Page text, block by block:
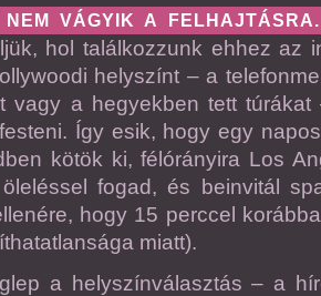
VÁGYIK A FELHAJTÁSRA.
hol találkozzunk ehhez az
helyszínt – a
vagy a hegyekben tett
Így esik, hogy egy
kötök ki, félórányira Los
fogad, és beinvitál
hogy 15 perccel
miatt).
a helyszínválasztás – a